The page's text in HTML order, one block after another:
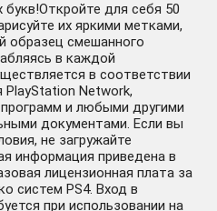
букв!Откройте для себя 50
их яркими метками,
образец смешанного
в каждой
в соответствии
PlayStation Network,
и любыми другими
документами. Если вы
не загружайте
информация приведена в
лицензионная плата за
систем PS4. Вход в
при использовании на